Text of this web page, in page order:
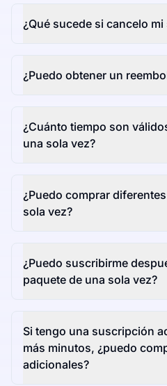
¿Qué sucede si cancelo
¿Puedo obtener un
¿Cuánto tiempo son
una sola vez?
¿Puedo comprar
sola vez?
¿Puedo suscribirme
paquete de una sola vez?
Si tengo una suscripción
más minutos, ¿puedo
adicionales?